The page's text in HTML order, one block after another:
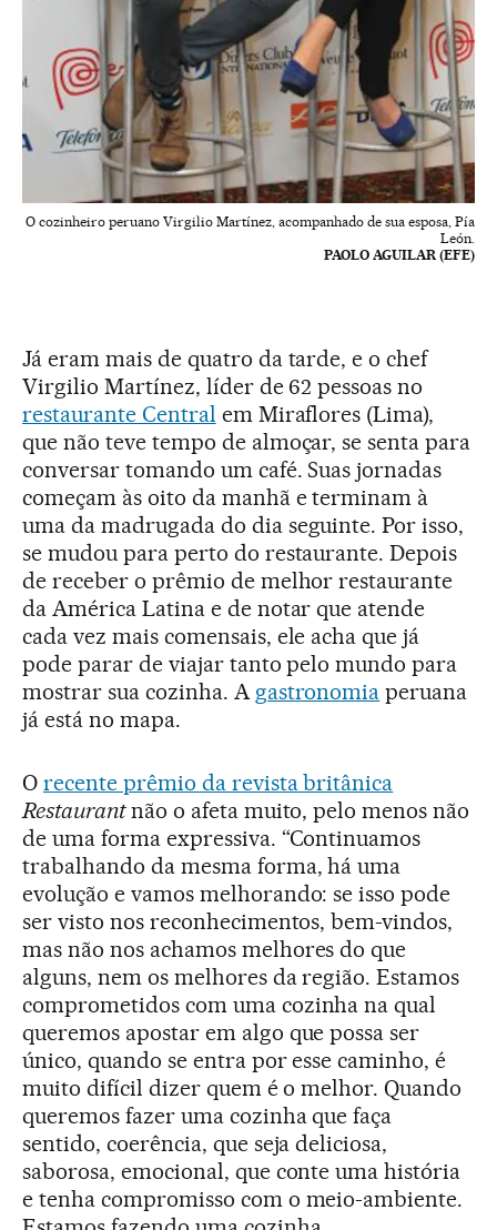
O cozinheiro peruano Virgilio Martínez, acompanhado de sua esposa, Pía
León.
PAOLO AGUILAR (EFE)
Já eram mais de quatro da tarde, e o chef
Virgilio Martínez, líder de 62 pessoas no
restaurante Central em Miraflores (Lima),
que não teve tempo de almoçar, se senta para
conversar tomando um café. Suas jornadas
começam às oito da manhã e terminam à
uma da madrugada do dia seguinte. Por isso,
se mudou para perto do restaurante. Depois
de receber o prêmio de melhor restaurante
da América Latina e de notar que atende
cada vez mais comensais, ele acha que já
pode parar de viajar tanto pelo mundo para
mostrar sua cozinha. A gastronomia peruana
já está no mapa.
O recente prêmio da revista britânica
Restaurantnão o afeta muito, pelo menos não
de uma forma expressiva. “Continuamos
trabalhando da mesma forma, há uma
evolução e vamos melhorando: se isso pode
ser visto nos reconhecimentos, bem-vindos,
mas não nos achamos melhores do que
alguns, nem os melhores da região. Estamos
comprometidos com uma cozinha na qual
queremos apostar em algo que possa ser
único, quando se entra por esse caminho, é
muito difícil dizer quem é o melhor. Quando
queremos fazer uma cozinha que faça
sentido, coerência, que seja deliciosa,
saborosa, emocional, que conte uma história
e tenha compromisso com o meio-ambiente.